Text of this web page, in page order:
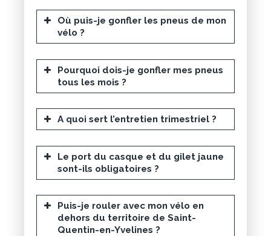
Où puis-je gonfler les pneus de mon
vélo ?
Pourquoi dois-je gonfler mes pneus
tous les mois ?
A quoi sert l’entretien trimestriel ?
Le port du casque et du gilet jaune
sont-ils obligatoires ?
Puis-je rouler avec mon vélo en
dehors du territoire de Saint-
Quentin-en-Yvelines ?